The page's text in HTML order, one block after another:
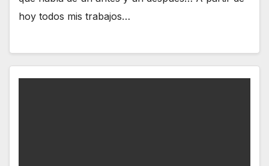
hoy todos mis trabajos…